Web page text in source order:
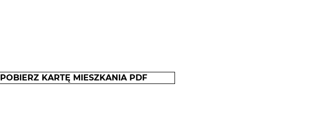
POBIERZ KARTĘ MIESZKANIA PDF